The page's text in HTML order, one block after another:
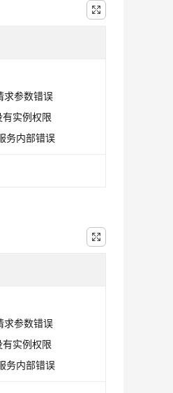
求参数错误
实例权限
务内部错误
求参数错误
实例权限
务内部错误